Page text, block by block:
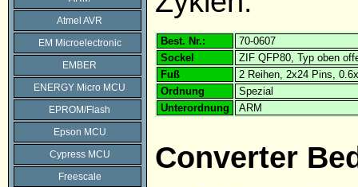
Atmel AVR
EM Microelectronic
EMBER
ENERGY Micro MCU
EPROM/Flash
Epson MCU
Cypress MCU
Freescale
Best. Nr.:
70-0607
Sockel
ZIF QFP80, Typ oben
Fuß
2 Reihen, 2x24 Pins,
Ordnung
Spezial
Unterordnung
ARM
Converter